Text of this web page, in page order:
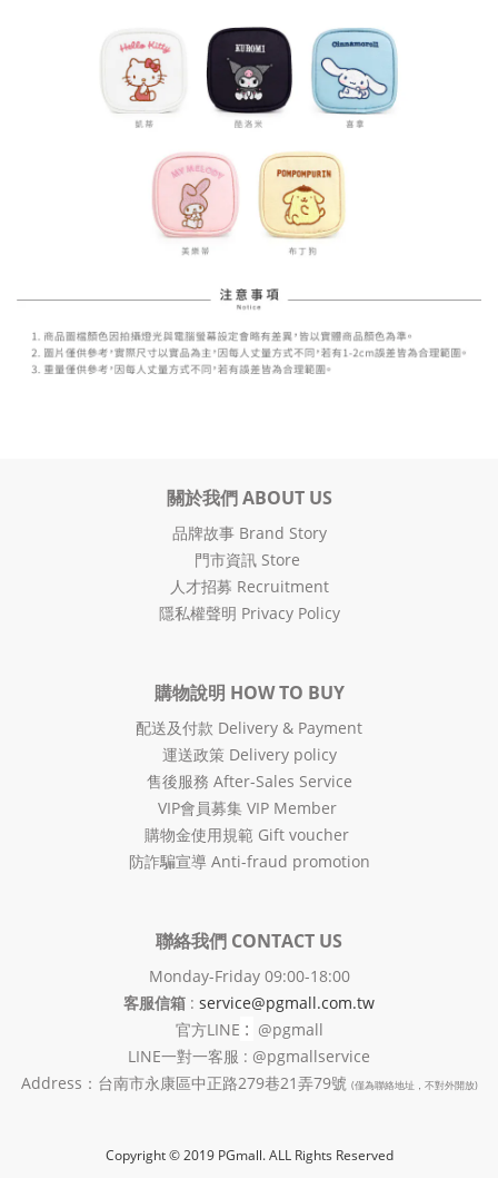
關於我們 ABOUT US
品牌故事 Brand Story
門市資訊 Store
人才招募 Recruitment
隱私權聲明 Privacy Policy
購物說明 HOW TO BUY
配送及付款 Delivery & Payment
運送政策 Delivery policy
售後服務 After-Sales Service
VIP會員募集 VIP Member
購物金使用規範 Gift voucher
防詐騙宣導 Anti-fraud promotion
聯絡我們 CONTACT US
Monday-Friday 09:00-18:00
客服信箱 : service@pgmall.com.tw
官方LINE : @pgmall
LINE一對一客服 : @pgmallservice
Address：台南市永康區中正路279巷21弄79號 (僅為聯絡地址，不對外開放)
Copyright © 2019 PGmall. ALL Rights Reserved